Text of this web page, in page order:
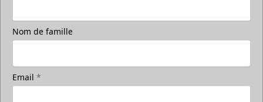
Nom de famille
Email *